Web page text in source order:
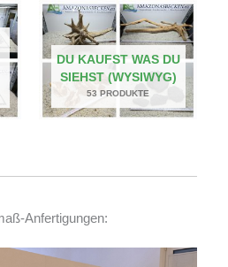
DU KAUFST WAS DU
SIEHST (WYSIWYG)
53 PRODUKTE
Anfertigungen: